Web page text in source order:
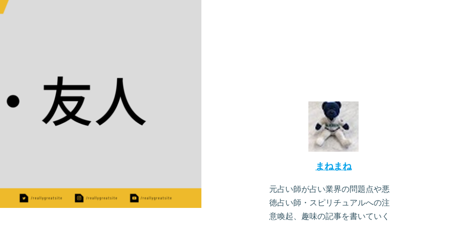
まねまね
元占い師が占い業界の問題点や悪
徳占い師・スピリチュアルへの注
意喚起、趣味の記事を書いていく